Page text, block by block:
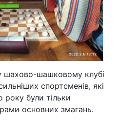
шахово-шашковому клубі
спортсменів, які
року були тільки
основних змагань.